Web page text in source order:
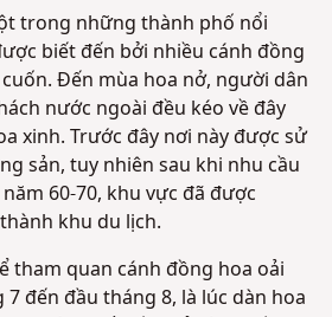
trong những thành phố nổi
biết đến bởi nhiều cánh đồng
Đến mùa hoa nở, người dân
nước ngoài đều kéo về đây
xinh. Trước đây nơi này được sử
sản, tuy nhiên sau khi nhu cầu
60-70, khu vực đã được
khu du lịch.
tham quan cánh đồng hoa oải
đến đầu tháng 8, là lúc dàn hoa